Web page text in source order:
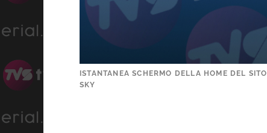
ISTANTANEA SCHERMO DELLA HOME DEL
SKY